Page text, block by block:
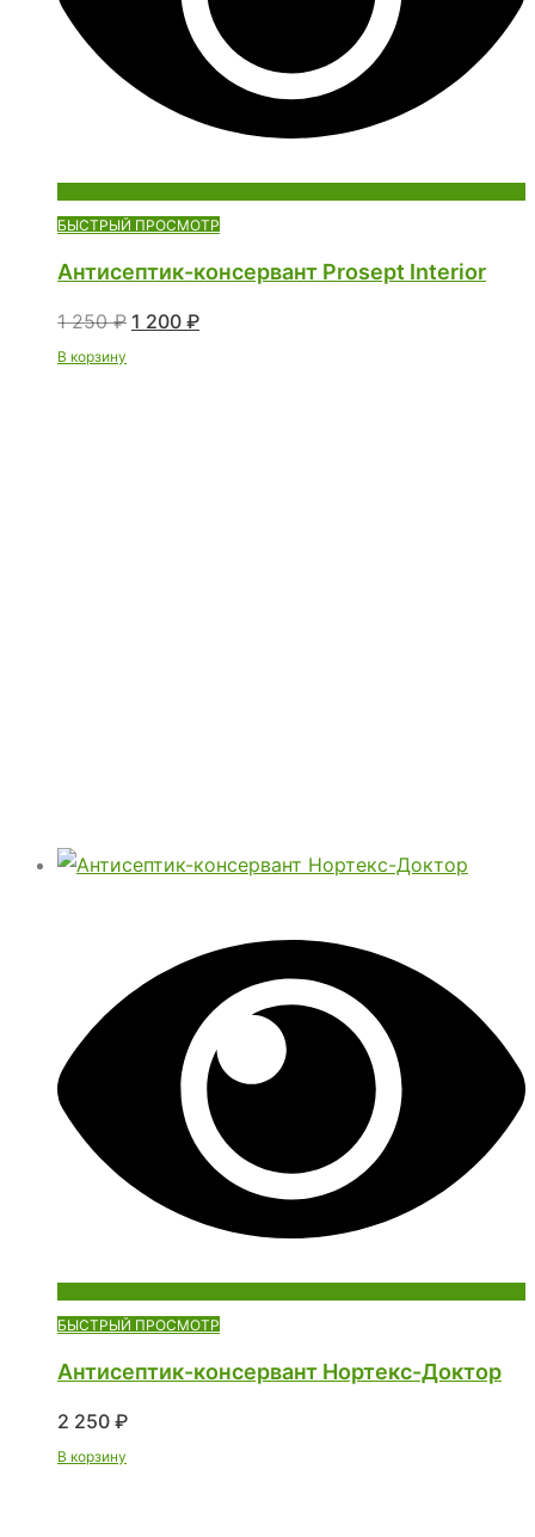
БЫСТРЫЙ ПРОСМОТР
Антисептик-консервант Prosept Interior
1 250₽ 1 200 ₽
В корзину
БЫСТРЫЙ ПРОСМОТР
Антисептик-консервант Нортекс-Доктор
2 250 ₽
В корзину